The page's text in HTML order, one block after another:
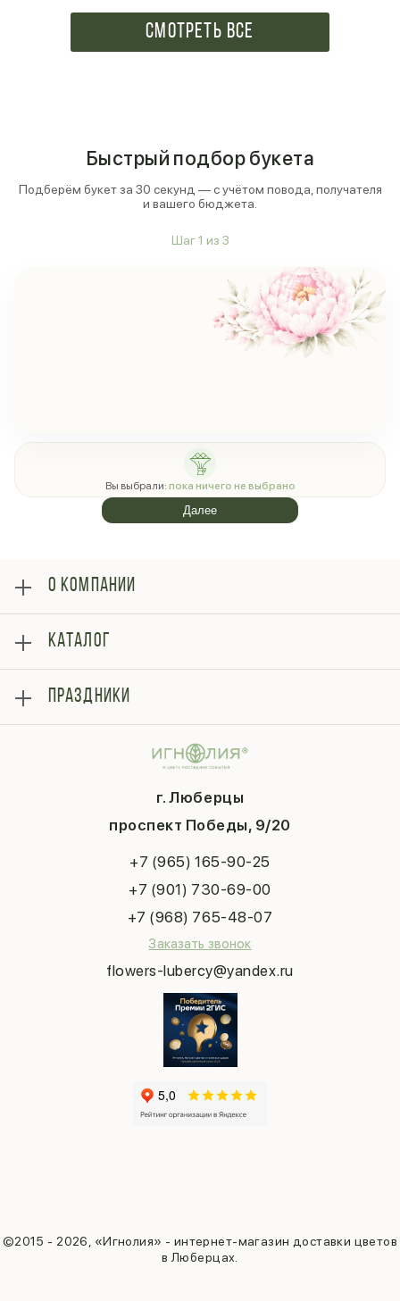
действительности. Хотел бы выразить
благодарность сотрудникам магазина Игнолия
(Люберцы, проспект Победы, 9/20) за честность и
СМОТРЕТЬ ВСЕ
Быстрый подбор букета
Подберём букет за 30 секунд — с учётом повода, получателя
и вашего бюджета.
Шаг1 из 3
Вы выбрали: пока ничего не выбрано
Далее
г. Люберцы
проспект Победы, 9/20
+7 (965) 165-90-25
+7 (901) 730-69-00
+7 (968) 765-48-07
Заказать звонок
flowers-lubercy@yandex.ru
©2015 - 2026, «Игнолия» - интернет-магазин доставки цветов
в Люберцах.
О КОМПАНИИ
Оплата
Отзывы
Блог
Гарантии
Контакты
Публичная оферта
КАТАЛОГ
Букеты
Композиции
ПРАЗДНИКИ
Последний звонок